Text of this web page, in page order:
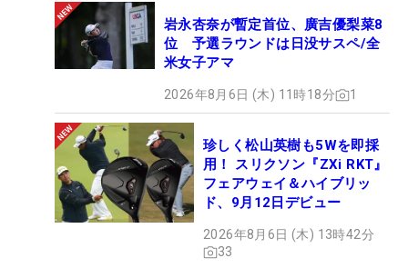
岩永杏奈が暫定首位、廣吉優梨菜8
位 予選ラウンドは日没サスペ/全
米女子アマ
2026年8月6日 (木) 11時18分 1
珍しく松山英樹も5Wを即採
用！ スリクソン『ZXi RKT』
フェアウェイ＆ハイブリッ
ド、9月12日デビュー
2026年8月6日 (木) 13時42分
33